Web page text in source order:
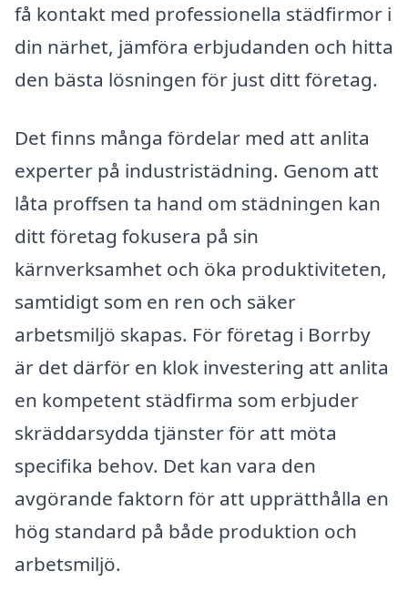
få kontakt med professionella städfirmor i
din närhet, jämföra erbjudanden och hitta
den bästa lösningen för just ditt företag.
Det finns många fördelar med att anlita
experter på industristädning. Genom att
låta proffsen ta hand om städningen kan
ditt företag fokusera på sin
kärnverksamhet och öka produktiviteten,
samtidigt som en ren och säker
arbetsmiljö skapas. För företag i Borrby
är det därför en klok investering att anlita
en kompetent städfirma som erbjuder
skräddarsydda tjänster för att möta
specifika behov. Det kan vara den
avgörande faktorn för att upprätthålla en
hög standard på både produktion och
arbetsmiljö.